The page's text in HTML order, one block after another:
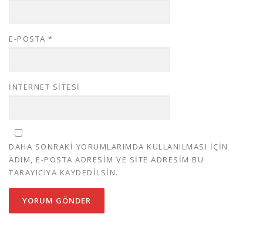
E-POSTA *
İNTERNET SITESI
DAHA SONRAKI YORUMLARIMDA KULLANILMASI IÇIN
ADIM, E-POSTA ADRESIM VE SITE ADRESIM BU
TARAYICIYA KAYDEDILSIN.